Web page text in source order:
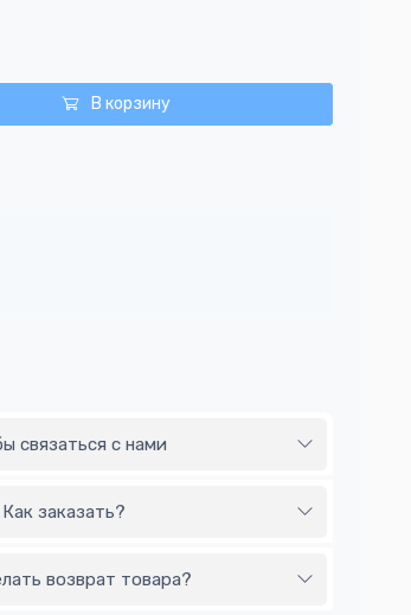
В корзину
связаться с нами
Как заказать?
возврат товара?